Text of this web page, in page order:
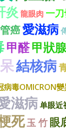
炎 龍眼肉 一
癌愛滋病
甲醛甲狀
結核病
病毒OMICRON
滋病 单眼近
死玉 竹眼